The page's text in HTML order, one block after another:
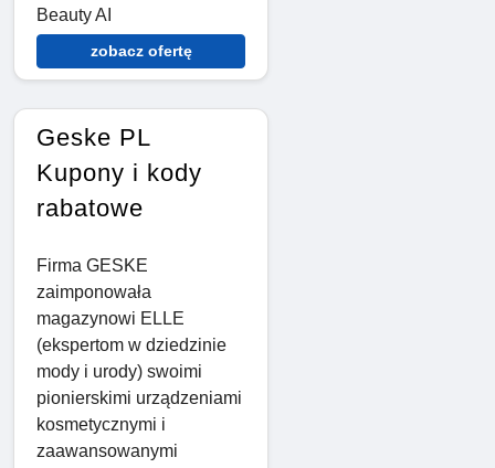
Beauty AI
zobacz ofertę
Geske PL
Kupony i kody
rabatowe
Firma GESKE
zaimponowała
magazynowi ELLE
(ekspertom w dziedzinie
mody i urody) swoimi
pionierskimi urządzeniami
kosmetycznymi i
zaawansowanymi